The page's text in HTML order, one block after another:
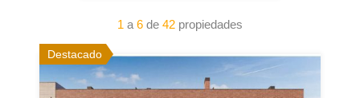
1 a 6 de 42 propiedades
Destacado